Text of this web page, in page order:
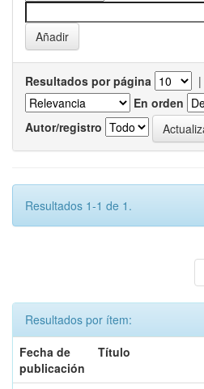
Resultados por página |
En orden
Autor/registro
Resultados 1-1 de 1.
Resultados por ítem:
Fecha de
publicación
Título